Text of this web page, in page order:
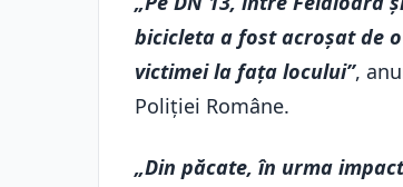
bicicleta a fost acroșat de
victimei la fața locului”,
Poliției Române.
„Din păcate, în urma